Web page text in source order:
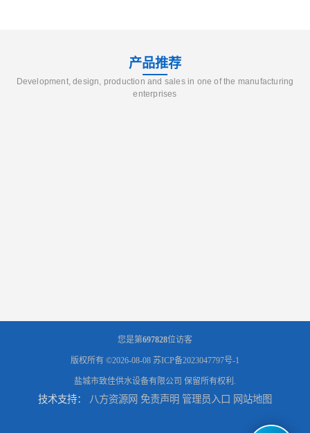
产品推荐
Development, design, production and sales in one of the manufacturing
enterprises
您是第697828位访客
版权所有 ©2026-08-08 苏ICP备2023047797号-1
盐城市致佳供水设备有限公司 保留所有权利.
技术支持： 八方资源网 免责声明 管理员入口 网站地图